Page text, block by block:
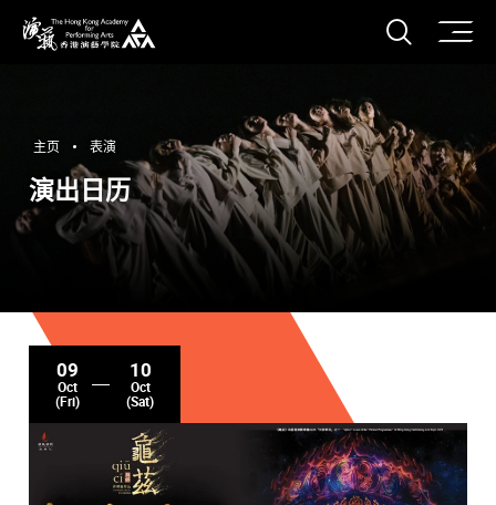
打开
主页 表演
演出日历
09
Oct
(Fri)
10
Oct
(Sat)